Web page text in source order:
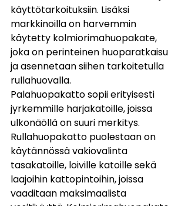
käyttötarkoituksiin. Lisäksi
markkinoilla on harvemmin
käytetty kolmiorimahuopakate,
joka on perinteinen huoparatkaisu
ja asennetaan siihen tarkoitetulla
rullahuovalla.
Palahuopakatto sopii erityisesti
jyrkemmille harjakatoille, joissa
ulkonäöllä on suuri merkitys.
Rullahuopakatto puolestaan on
käytännössä vakiovalinta
tasakatoille, loiville katoille sekä
laajoihin kattopintoihin, joissa
vaaditaan maksimaalista